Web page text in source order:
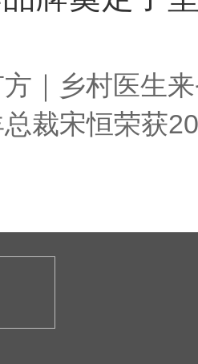
｜乡村医生
裁宋恒荣获